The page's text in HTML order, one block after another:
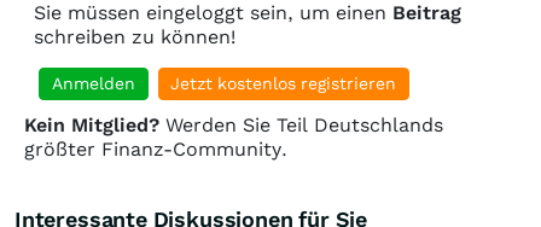
Sie müssen eingeloggt sein, um einen Beitrag
schreiben zu können!
Anmelden Jetzt kostenlos registrieren
Kein Mitglied? Werden Sie Teil Deutschlands
größter Finanz-Community.
Interessante Diskussionen für Sie